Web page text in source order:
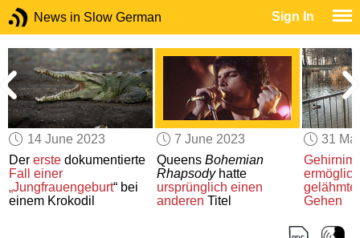
News in Slow German Sign In
14 June 2023
Dererste dokumentierte
Fall
einer
„Jungfrauengeburt“ bei
einem Krokodil
7 June 2023
Queens Bohemian
Rhapsodyhatte
ursprünglich einen
anderen Titel
31
Gehen